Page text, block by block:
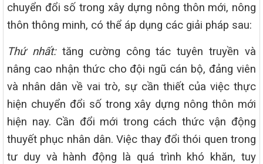
chuyển đổi số trong xây dựng nông thôn mới, nông
thôn thông minh, có thể áp dụng các giải pháp sau:
Thứ nhất:tăng cường công tác tuyên truyền và
nâng cao nhận thức cho đội ngũ cán bộ, đảng viên
và nhân dân về vai trò, sự cần thiết của việc thực
hiện chuyển đổi số trong xây dựng nông thôn mới
hiện nay. Cần đổi mới trong cách thức vận động
thuyết phục nhân dân. Việc thay đổi thói quen trong
tư duy và hành động là quá trình khó khăn, tuy